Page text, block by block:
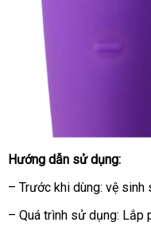
Hướng dẫn sử dụng:
– Trước khi dùng: vệ sinh
– Quá trình sử dụng: Lắp